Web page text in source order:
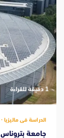
‫1 دقيقة للقراءة
الدراسة فى ماليزيا
جامعة بتروناس UTP